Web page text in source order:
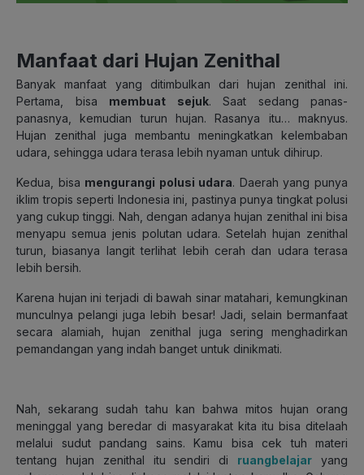
Manfaat dari Hujan Zenithal
Banyak manfaat yang ditimbulkan dari hujan zenithal ini.
Pertama, bisa membuat sejuk. Saat sedang panas-
panasnya, kemudian turun hujan. Rasanya itu… maknyus.
Hujan zenithal juga membantu meningkatkan kelembaban
udara, sehingga udara terasa lebih nyaman untuk dihirup.
Kedua, bisa mengurangi polusi udara. Daerah yang punya
iklim tropis seperti Indonesia ini, pastinya punya tingkat polusi
yang cukup tinggi. Nah, dengan adanya hujan zenithal ini bisa
menyapu semua jenis polutan udara. Setelah hujan zenithal
turun, biasanya langit terlihat lebih cerah dan udara terasa
lebih bersih.
Karena hujan ini terjadi di bawah sinar matahari, kemungkinan
munculnya pelangi juga lebih besar! Jadi, selain bermanfaat
secara alamiah, hujan zenithal juga sering menghadirkan
pemandangan yang indah banget untuk dinikmati.
Nah, sekarang sudah tahu kan bahwa mitos hujan orang
meninggal yang beredar di masyarakat kita itu bisa ditelaah
melalui sudut pandang sains. Kamu bisa cek tuh materi
tentang hujan zenithal itu sendiri di ruangbelajar yang